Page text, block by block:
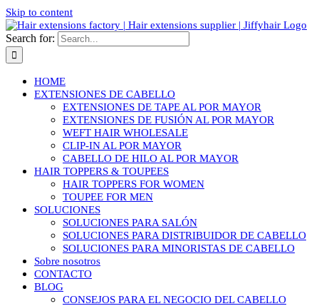
Skip to content
Search for:
HOME
EXTENSIONES DE CABELLO
EXTENSIONES DE TAPE AL POR MAYOR
EXTENSIONES DE FUSIÓN AL POR MAYOR
WEFT HAIR WHOLESALE
CLIP-IN AL POR MAYOR
CABELLO DE HILO AL POR MAYOR
HAIR TOPPERS & TOUPEES
HAIR TOPPERS FOR WOMEN
TOUPEE FOR MEN
SOLUCIONES
SOLUCIONES PARA SALÓN
SOLUCIONES PARA DISTRIBUIDOR DE CABELLO
SOLUCIONES PARA MINORISTAS DE CABELLO
Sobre nosotros
CONTACTO
BLOG
CONSEJOS PARA EL NEGOCIO DEL CABELLO